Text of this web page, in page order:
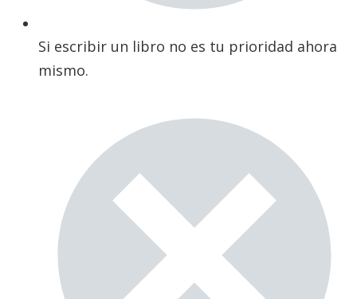
Si escribir un libro no es tu prioridad ahora
mismo.